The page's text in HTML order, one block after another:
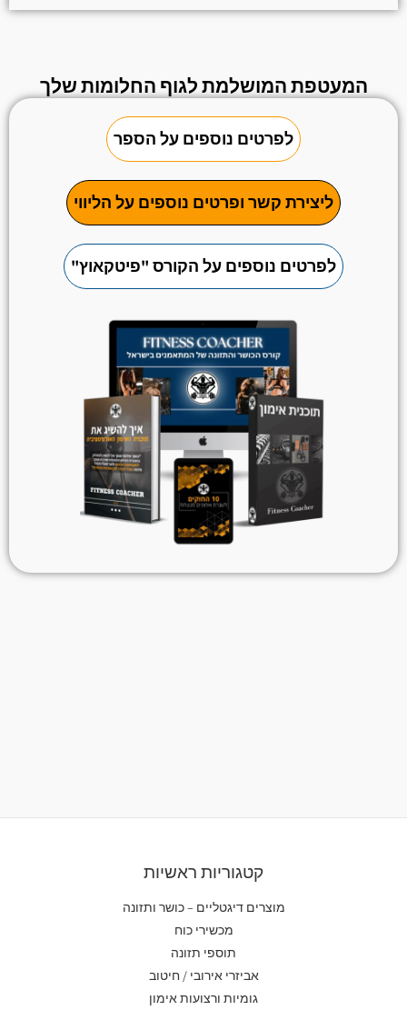
המעטפת המושלמת לגוף החלומות שלך
לפרטים נוספים על הספר
ליצירת קשר ופרטים נוספים על הליווי
לפרטים נוספים על הקורס "פיטקאוץ"
קטגוריות ראשיות
מוצרים דיגטליים – כושר ותזונה
מכשירי כוח
תוספי תזונה
אביזרי אירובי / חיטוב
גומיות ורצועות אימון